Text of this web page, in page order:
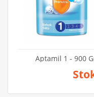
Aptamil 1 - 900